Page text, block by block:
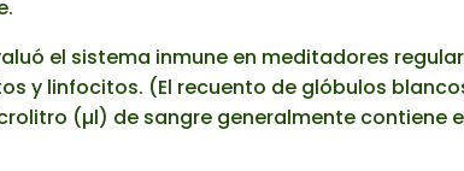
el sistema inmune en meditadores
y linfocitos. (El recuento de glóbulos
(µl) de sangre generalmente contiene